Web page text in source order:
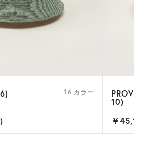
16 カラー
10)
￥